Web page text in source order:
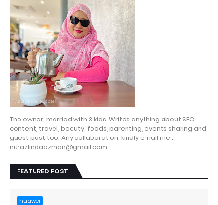
The owner, married with 3 kids. Writes anything about SEO
content, travel, beauty, foods, parenting, events sharing and
guest post too. Any collaboration, kindly email me :
nurazlindaazman@gmail.com
FEATURED POST
huawei